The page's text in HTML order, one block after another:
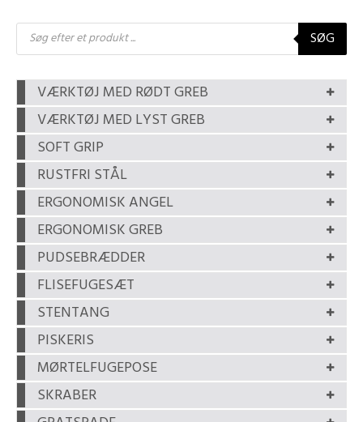
Products
search SØG
VÆRKTØJ MED RØDT GREB
VÆRKTØJ MED LYST GREB
SOFT GRIP
RUSTFRI STÅL
ERGONOMISK ANGEL
ERGONOMISK GREB
PUDSEBRÆDDER
FLISEFUGESÆT
STENTANG
PISKERIS
MØRTELFUGEPOSE
SKRABER